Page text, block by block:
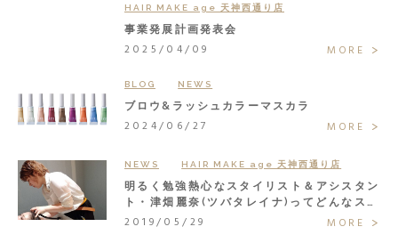
HAIR MAKE age 天神西通り店
事業発展計画発表会
2025/04/09 MORE
BLOG NEWS
ブロウ&ラッシュカラーマスカラ
2024/06/27 MORE
NEWS HAIR MAKE age 天神西通り店
明るく勉強熱心なスタイリスト＆アシスタン
ト・津畑麗奈(ツバタレイナ)ってどんなスタ
ッフ？
2019/05/29 MORE